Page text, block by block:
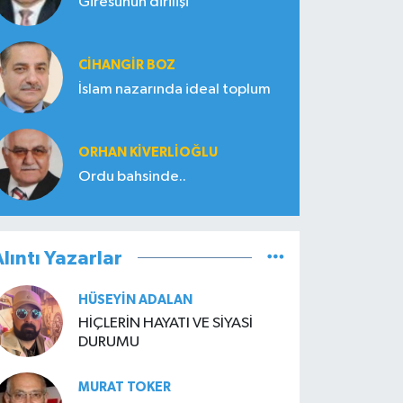
CIHANGIR BOZ
İslam nazarında ideal toplum
ORHAN KIVERLIOĞLU
Ordu bahsinde..
Yazarlar
HÜSEYIN ADALAN
HİÇLERİN HAYATI VE SİYASİ
DURUMU
MURAT TOKER